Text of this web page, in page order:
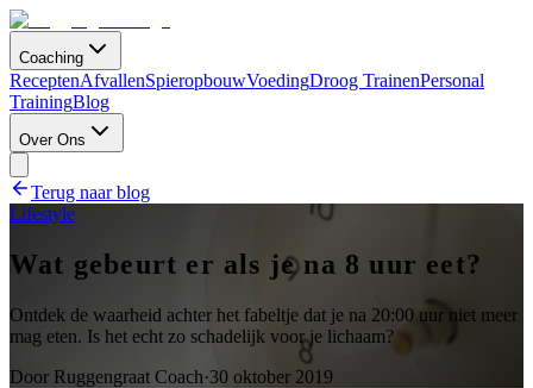
Coaching
ReceptenAfvallenSpieropbouwVoedingDroog TrainenPersonal
TrainingBlog
Over Ons
Terug naar blog
Lifestyle
Wat gebeurt er als je na 8 uur eet?
Ontdek de waarheid achter het fabeltje dat je na 20:00 uur niet meer
mag eten. Is het echt zo schadelijk voor je lichaam?
Door Ruggengraat Coach·30 oktober 2019